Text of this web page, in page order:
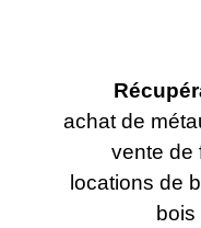
achat de
vente de
locations de
bois